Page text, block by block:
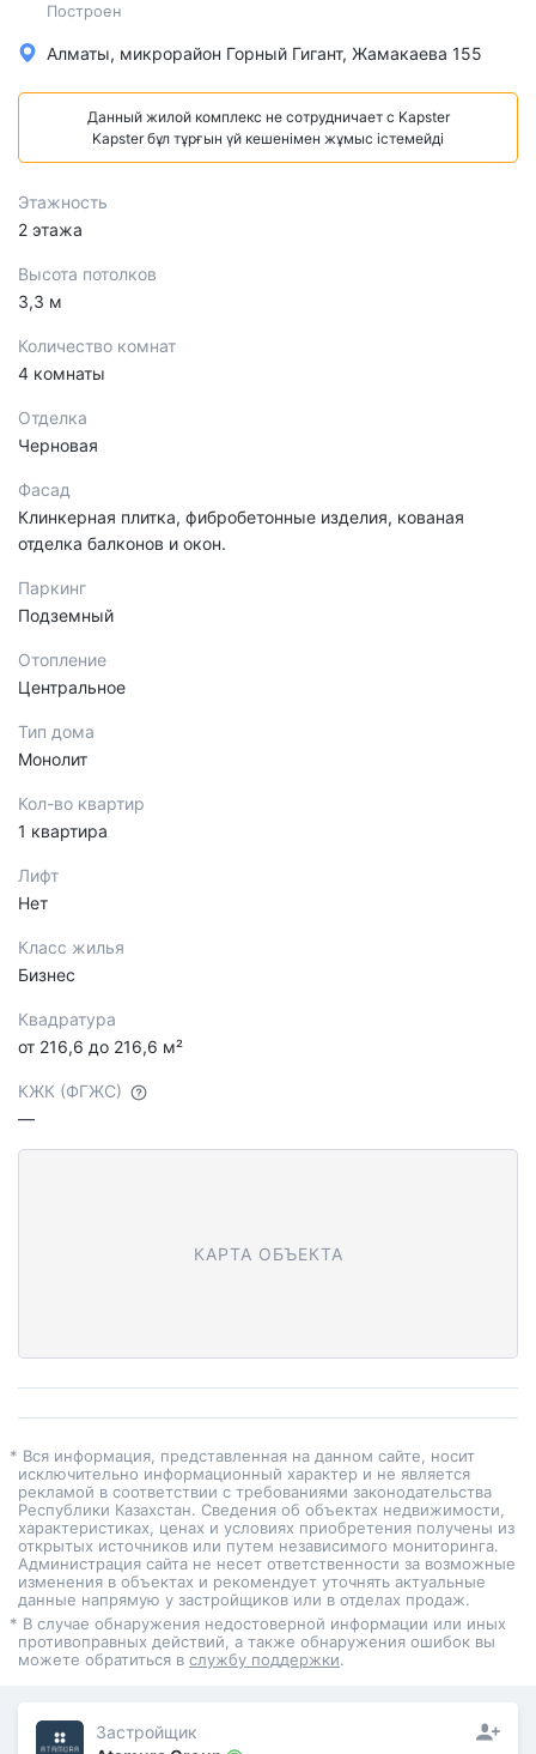
Построен
Алматы, микрорайон Горный Гигант, Жамакаева 155
Данный жилой комплекс не сотрудничает с Kapster
Kapster бұл тұрғын үй кешенімен жұмыс істемейді
Этажность
2 этажа
Высота потолков
3,3 м
Количество комнат
4 комнаты
Отделка
Черновая
Фасад
Клинкерная плитка, фибробетонные изделия, кованая
отделка балконов и окон.
Паркинг
Подземный
Отопление
Центральное
Тип дома
Монолит
Кол-во квартир
1 квартира
Лифт
Нет
Класс жилья
Бизнес
Квадратура
от 216,6 до 216,6 м²
КЖК (ФГЖС)
—
КАРТА ОБЪЕКТА
* Вся информация, представленная на данном сайте, носит
исключительно информационный характер и не является
рекламой в соответствии с требованиями законодательства
Республики Казахстан. Сведения об объектах недвижимости,
характеристиках, ценах и условиях приобретения получены из
открытых источников или путем независимого мониторинга.
Администрация сайта не несет ответственности за возможные
изменения в объектах и рекомендует уточнять актуальные
данные напрямую у застройщиков или в отделах продаж.
* В случае обнаружения недостоверной информации или иных
противоправных действий, а также обнаружения ошибок вы
можете обратиться в службу поддержки.
Застройщик